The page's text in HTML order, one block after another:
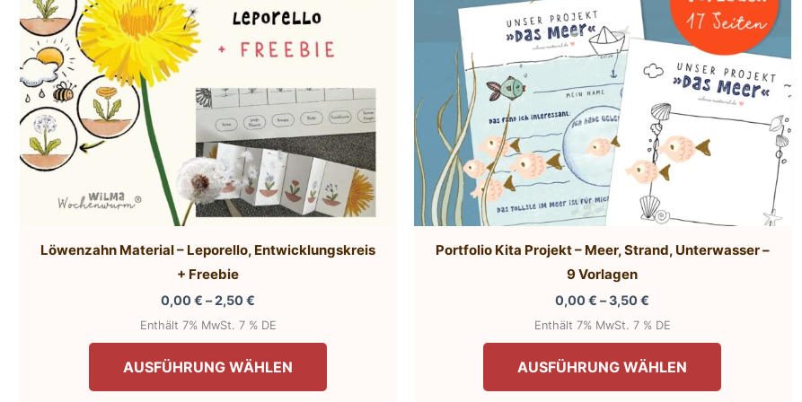
gewählt
werden
Produktseite
gewählt
werden
Löwenzahn Material – Leporello, Entwicklungskreis
+ Freebie
0,00€ –2,50€
bis
2,50 €
Enthält 7% MwSt. 7 % DE
AUSFÜHRUNG WÄHLEN
Dieses
Portfolio Kita Projekt – Meer, Strand, Unterwasser –
9 Vorlagen
0,00€ –3,50€
bis
3,50 €
Enthält 7% MwSt. 7 % DE
AUSFÜHRUNG WÄHLEN
Dieses